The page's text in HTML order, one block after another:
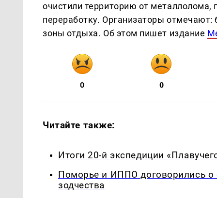
очистили территорию от металлолома,
переработку. Организаторы отмечают:
зоны отдыха. Об этом пишет издание
0 0
Читайте также:
Итоги 20-й экспедиции
Поморье и ИППО договорились о
зодчества